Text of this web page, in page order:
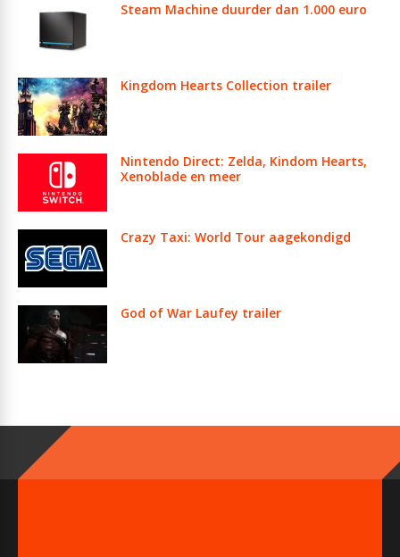
Steam Machine duurder dan 1.000 euro
Kingdom Hearts Collection trailer
Nintendo Direct: Zelda, Kindom Hearts,
Xenoblade en meer
Crazy Taxi: World Tour aagekondigd
God of War Laufey trailer